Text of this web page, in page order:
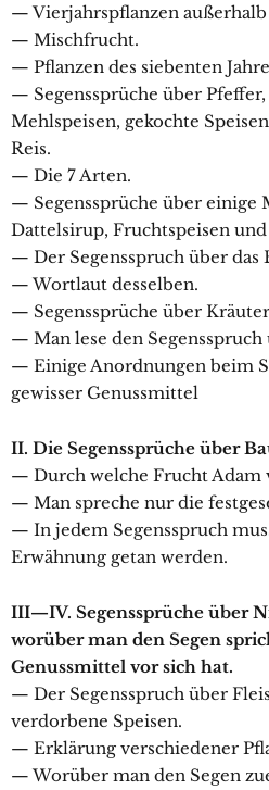
— Vierjahrspflanzen außerhalb
— Mischfrucht.
— Pflanzen des siebenten
— Segenssprüche über
Mehlspeisen, gekochte
Reis.
— Die 7 Arten.
— Segenssprüche über einige
Dattelsirup, Fruchtspeisen
— Der Segensspruch über das
— Wortlaut desselben.
— Segenssprüche über
— Man lese den Segensspruch
— Einige Anordnungen beim
gewisser Genussmittel
II. Die Segenssprüche über
— Durch welche Frucht Adam
— Man spreche nur die
— In jedem Segensspruch
Erwähnung getan werden.
III—IV. Segenssprüche über
worüber man den Segen
Genussmittel vor sich hat.
— Der Segensspruch über
verdorbene Speisen.
— Erklärung verschiedener
— Worüber man den Segen